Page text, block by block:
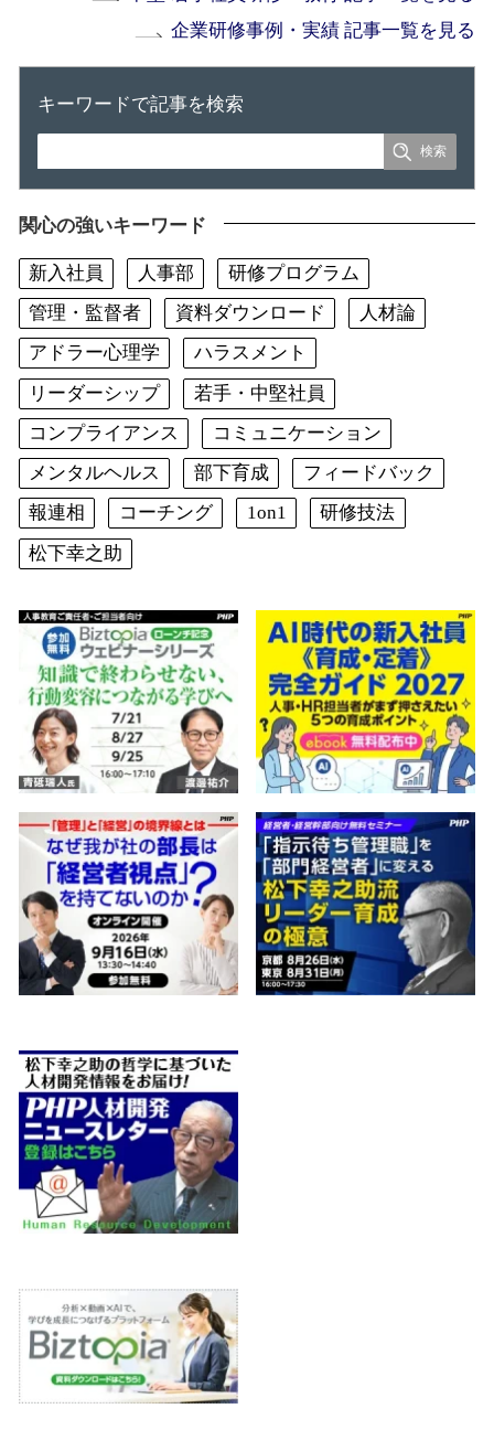
企業研修事例・実績 記事一覧を見る
キーワードで記事を検索
関心の強いキーワード
新入社員 人事部
研修プログラム
管理・監督者
資料ダウンロード
人材論
アドラー心理学
ハラスメント
リーダーシップ
若手・中堅社員
コンプライアンス
コミュニケーション
メンタルヘルス
部下育成
フィードバック
報連相
コーチング 1on1
研修技法
松下幸之助